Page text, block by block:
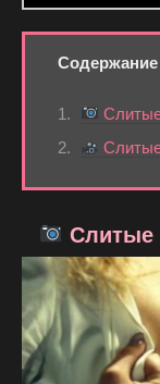
Содержание
Слитые